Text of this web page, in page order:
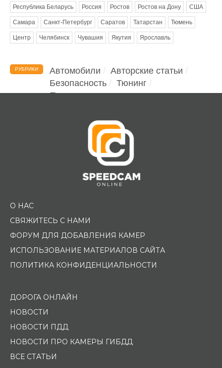
Республика Беларусь Россия Ростов Ростов на Дону США
Самара Санкт-Петербург Саратов Татарстан Тюмень
Центр Челябинск Чувашия Якутия Ярославль
РУБРИКИ Автомобили
Авторские статьи
Безопасность
Тюнинг
Помощь водителю
О НАС
СВЯЖИТЕСЬ С НАМИ
ФОРУМ ДЛЯ ДОБАВЛЕНИЯ КАМЕР
ИСПОЛЬЗОВАНИЕ МАТЕРИАЛОВ САЙТА
ПОЛИТИКА КОНФИДЕНЦИАЛЬНОСТИ
ДОРОГА ОНЛАЙН
НОВОСТИ
НОВОСТИ ПДД
НОВОСТИ ПРО КАМЕРЫ ГИБДД
ВСЕ СТАТЬИ